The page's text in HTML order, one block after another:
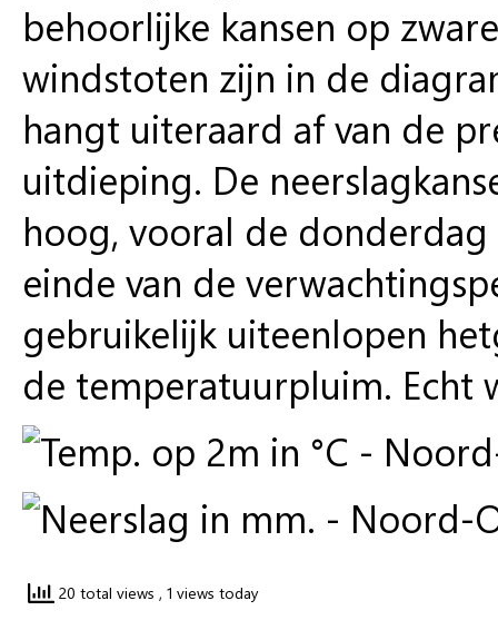
behoorlijke kansen op
windstoten zijn in de
hangt uiteraard af van de
uitdieping. De
hoog, vooral de
einde van de
gebruikelijk uiteenlopen
de temperatuurpluim. Echt
20 total views , 1 views today